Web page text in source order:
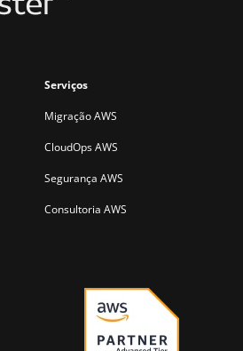
Serviços
Migração AWS
CloudOps AWS
Segurança AWS
Consultoria AWS